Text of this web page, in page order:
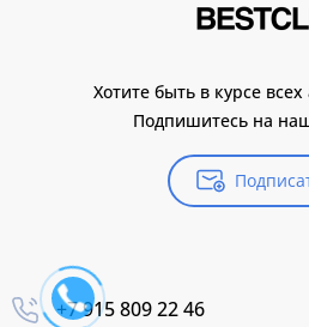
Хотите быть в курсе
Подпишитесь на
+7 915 809 22 46